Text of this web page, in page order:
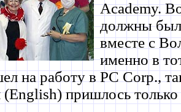
Academy.
должны
вместе с
именно в
на работу в PC Corp.,
(English) пришлось